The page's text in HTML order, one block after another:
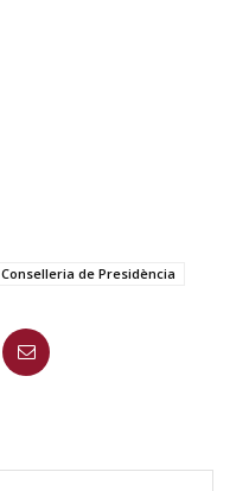
Conselleria de Presidència